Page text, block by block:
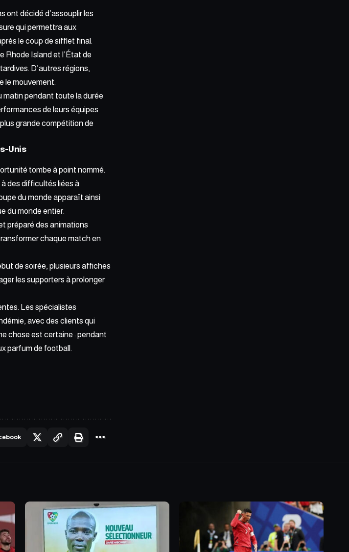
ont décidé d’assouplir les
qui permettra aux
le coup de sifflet final.
Rhode Island et l’État de
D’autres régions,
le mouvement.
matin pendant toute la durée
de leurs équipes
grande compétition de
Unis
tombe à point nommé.
des difficultés liées à
du monde apparaît ainsi
du monde entier.
préparé des animations
chaque match en
de soirée, plusieurs affiches
les supporters à prolonger
Les spécialistes
avec des clients qui
chose est certaine : pendant
parfum de football.